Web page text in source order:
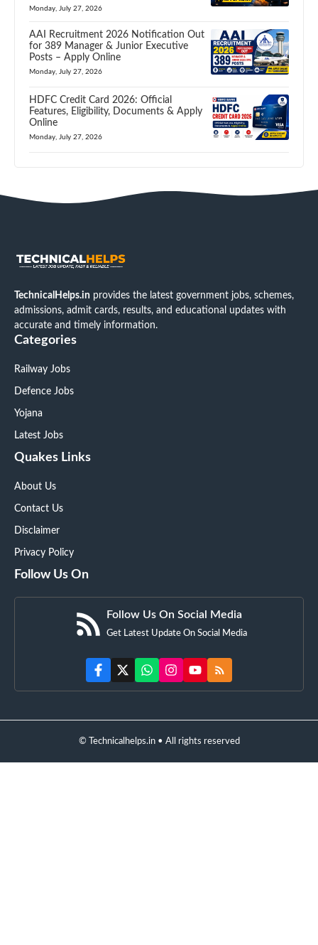
Monday, July 27, 2026
AAI Recruitment 2026 Notification Out
for 389 Manager & Junior Executive
Posts – Apply Online
Monday, July 27, 2026
HDFC Credit Card 2026: Official
Features, Eligibility, Documents & Apply
Online
Monday, July 27, 2026
TechnicalHelps.in provides the latest government jobs, schemes,
admissions, admit cards, results, and educational updates with
accurate and timely information.
Categories
Railway Jobs
Defence Jobs
Yojana
Latest Jobs
Quakes Links
About Us
Contact Us
Disclaimer
Privacy Policy
Follow Us On
Follow Us On Social Media
Get Latest Update On Social Media
© Technicalhelps.in • All rights reserved